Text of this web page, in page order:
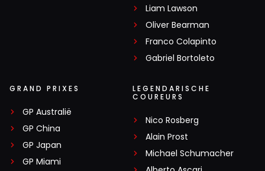
Liam Lawson
Oliver Bearman
Franco Colapinto
Gabriel Bortoleto
GRAND PRIXES
GP Australië
GP China
GP Japan
GP Miami
LEGENDARISCHE
COUREURS
Nico Rosberg
Alain Prost
Michael Schumacher